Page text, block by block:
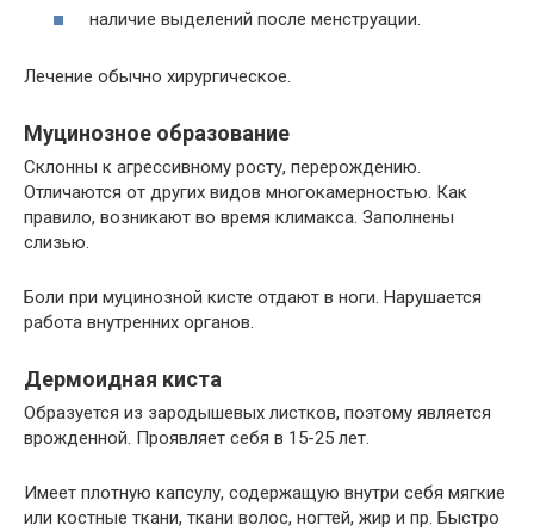
наличие выделений после менструации.
Лечение обычно хирургическое.
Муцинозное образование
Склонны к агрессивному росту, перерождению.
Отличаются от других видов многокамерностью. Как
правило, возникают во время климакса. Заполнены
слизью.
Боли при муцинозной кисте отдают в ноги. Нарушается
работа внутренних органов.
Дермоидная киста
Образуется из зародышевых листков, поэтому является
врожденной. Проявляет себя в 15-25 лет.
Имеет плотную капсулу, содержащую внутри себя мягкие
или костные ткани, ткани волос, ногтей, жир и пр. Быстро